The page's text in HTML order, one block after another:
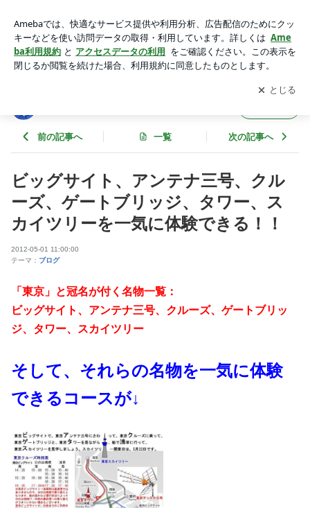
ワー、スカイツリーを一気に体験できる！！ | 東京スカイツリ
ーファンクラブブログ
アプリをダウンロードして ブログの更新通知
を受け取りまし
ょう。
開く
前の記事へ 一覧 次の記事へ
ビッグサイト、アンテナ三号、クル
ーズ、ゲートブリッジ、タワー、ス
カイツリーを一気に体験できる！！
2012-05-01 11:00:00
テーマ： ブログ
「東京」と冠名が付く名物一覧：
ビッグサイト、アンテナ三号、クルーズ、ゲートブリッ
ジ、タワー、スカイツリー
そして、それらの名物を一気に体験
できるコースが↓